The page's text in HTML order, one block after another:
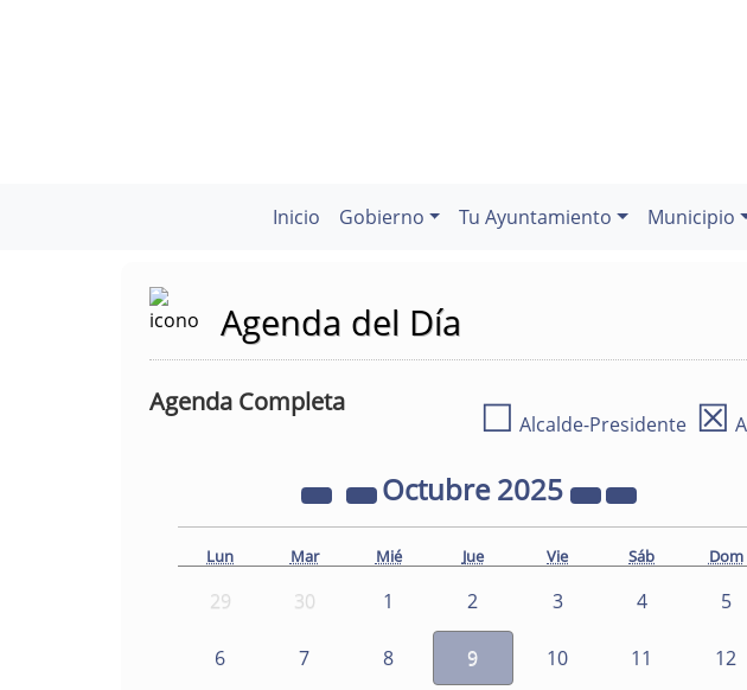
Inicio Gobierno Tu Ayuntamiento Municipio
Agenda del Día
Agenda Completa ☐ Alcalde-Presidente ☒
Octubre2025
Lun Mar Mié Jue Vie Sáb Dom
29 30 1 2 3 4 5
6 7 8 9 10 11 12